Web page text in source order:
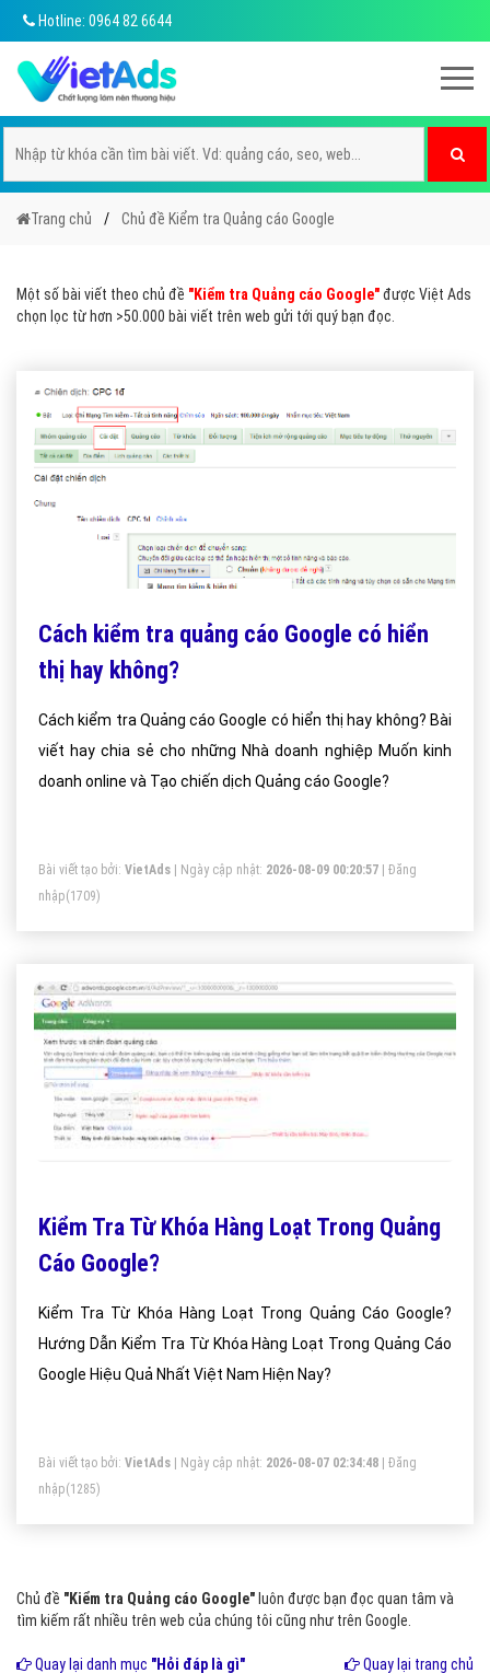
Hotline: 0964 82 6644
Trang chủ Chủ đề Kiểm tra Quảng cáo Google
Một số bài viết theo chủ đề "Kiểm tra Quảng cáo Google"được Việt Ads
chọn lọc từ hơn >50.000 bài viết trên web gửi tới quý bạn đọc.
Cách kiểm tra quảng cáo Google có hiển
thị hay không?
Cách kiểm tra Quảng cáo Google có hiển thị hay không? Bài
viết hay chia sẻ cho những Nhà doanh nghiệp Muốn kinh
doanh online và Tạo chiến dịch Quảng cáo Google?
Bài viết tạo bởi: VietAds | Ngày cập nhật: 2026-08-09 00:20:57
Đăng
nhập(1709)
Kiểm Tra Từ Khóa Hàng Loạt Trong Quảng
Cáo Google?
Kiểm Tra Từ Khóa Hàng Loạt Trong Quảng Cáo Google?
Hướng Dẫn Kiểm Tra Từ Khóa Hàng Loạt Trong Quảng Cáo
Google Hiệu Quả Nhất Việt Nam Hiện Nay?
Bài viết tạo bởi: VietAds | Ngày cập nhật: 2026-08-07 02:34:48
Đăng
nhập(1285)
Chủ đề "Kiểm tra Quảng cáo Google" luôn được bạn đọc quan tâm và
tìm kiếm rất nhiều trên web của chúng tôi cũng như trên Google.
Quay lại danh mục "Hỏi đáp là gì" Quay lại trang chủ